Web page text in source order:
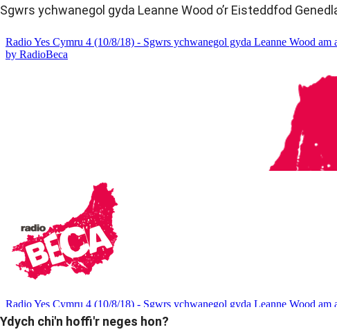
Sgwrs ychwanegol gyda Leanne Wood o’r Eisteddfod
Ydych chi'n hoffi'r neges hon?